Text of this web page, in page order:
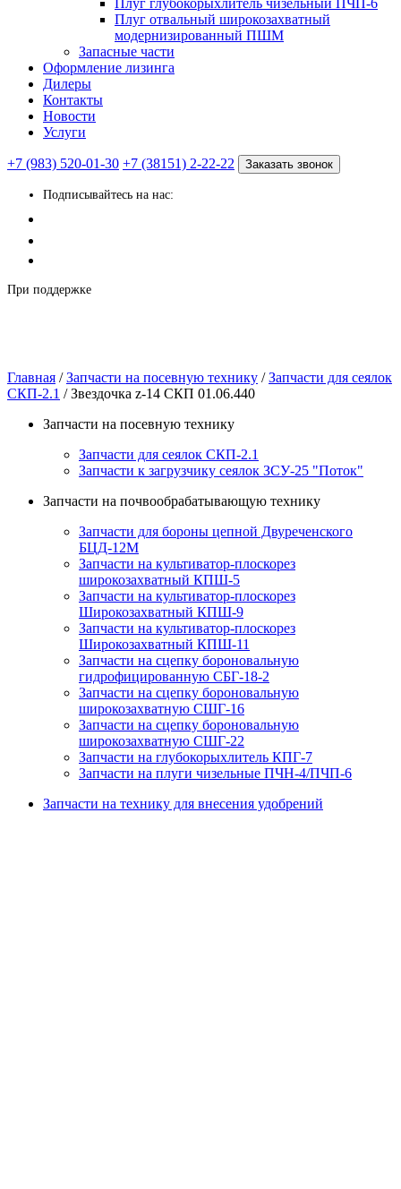
Плуг глубокорыхлитель чизельный ПЧП-6
Плуг отвальный широкозахватный
модернизированный ПШМ
Запасные части
Оформление лизинга
Дилеры
Контакты
Новости
Услуги
+7 (983) 520-01-30 +7 (38151) 2-22-22 Заказать звонок
Подписывайтесь на нас:
При поддержке
Главная /Запчасти на посевную технику /Запчасти для сеялок
СКП-2.1 / Звездочка z-14 СКП 01.06.440
Запчасти на посевную технику
Запчасти для сеялок СКП-2.1
Запчасти к загрузчику сеялок ЗСУ-25 "Поток"
Запчасти на почвообрабатывающую технику
Запчасти для бороны цепной Двуреченского
БЦД-12М
Запчасти на культиватор-плоскорез
широкозахватный КПШ-5
Запчасти на культиватор-плоскорез
Широкозахватный КПШ-9
Запчасти на культиватор-плоскорез
Широкозахватный КПШ-11
Запчасти на сцепку бороновальную
гидрофицированную СБГ-18-2
Запчасти на сцепку бороновальную
широкозахватную СШГ-16
Запчасти на сцепку бороновальную
широкозахватную СШГ-22
Запчасти на глубокорыхлитель КПГ-7
Запчасти на плуги чизельные ПЧН-4/ПЧП-6
Запчасти на технику для внесения удобрений